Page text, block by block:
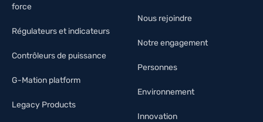
force
Régulateurs et indicateurs
Contrôleurs de puissance
G-Mation platform
Legacy Products
Nous rejoindre
Notre engagement
Personnes
Environnement
Innovation